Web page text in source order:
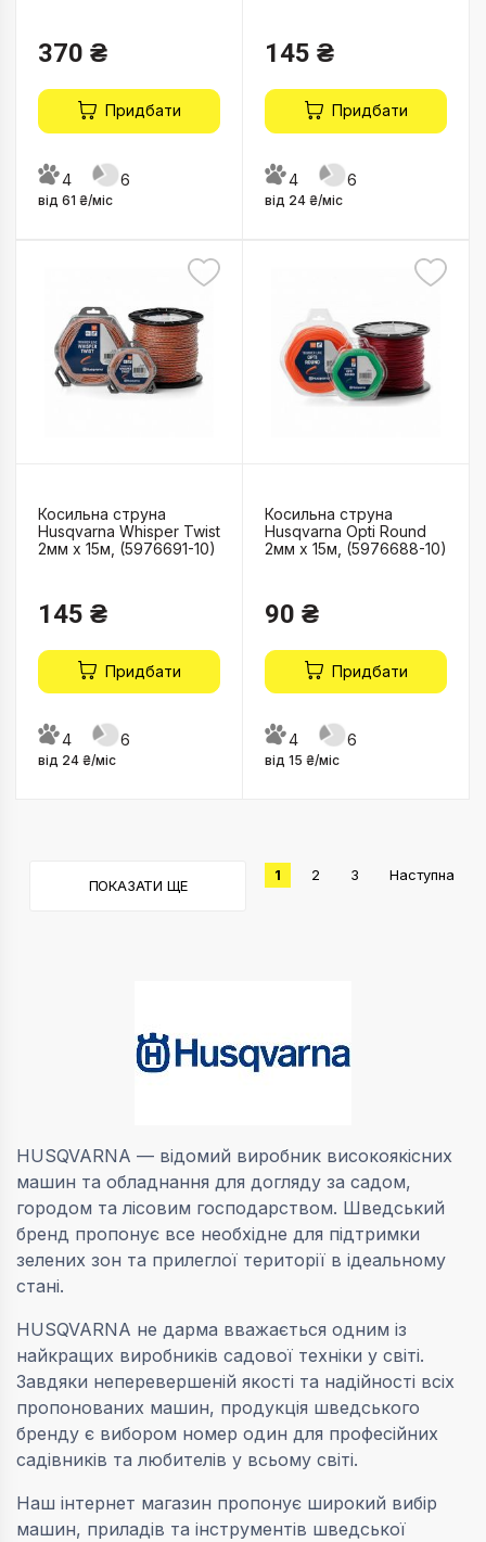
370 ₴
Придбати
4 6
від 61 ₴/міс
145 ₴
Придбати
4 6
від 24 ₴/міс
Косильна струна
Husqvarna Whisper Twist
2мм x 15м, (5976691-10)
145 ₴
Придбати
4 6
від 24 ₴/міс
Косильна струна
Husqvarna Opti Round
2мм x 15м, (5976688-10)
90 ₴
Придбати
4 6
від 15 ₴/міс
ПОКАЗАТИ ЩЕ
1 2 3 Наступна
HUSQVARNA — відомий виробник високоякісних
машин та обладнання для догляду за садом,
городом та лісовим господарством. Шведський
бренд пропонує все необхідне для підтримки
зелених зон та прилеглої території в ідеальному
стані.
HUSQVARNA не дарма вважається одним із
найкращих виробників садової техніки у світі.
Завдяки неперевершеній якості та надійності всіх
пропонованих машин, продукція шведського
бренду є вибором номер один для професійних
садівників та любителів у всьому світі.
Наш інтернет магазин пропонує широкий вибір
машин, приладів та інструментів шведської